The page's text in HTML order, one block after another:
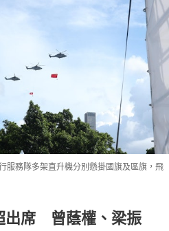
服務隊多架直升機分別懸掛國旗及區旗，飛
出席 曾蔭權、梁振